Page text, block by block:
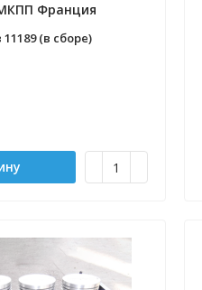
Франция
(в сборе)